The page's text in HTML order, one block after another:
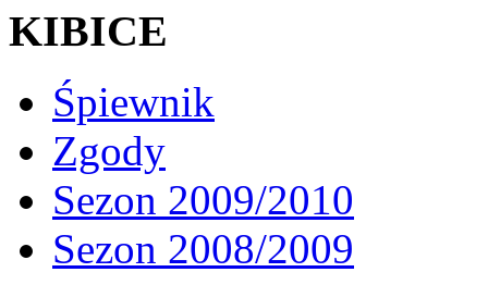
KIBICE
Śpiewnik
Zgody
Sezon 2009/2010
Sezon 2008/2009